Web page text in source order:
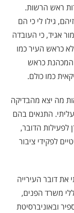
ראש הרשות.
גילו לי כי הם
אגיד, כי העובדה
כראש העיר כמו
המכהנת כראש
כמו כולם.
מה יצא מהבדיקה
התנאים בהם
לפעילות הדובר,
לפקידי ציבור
את דובר העירייה
משרד הפנים,
ובאוניברסיטת